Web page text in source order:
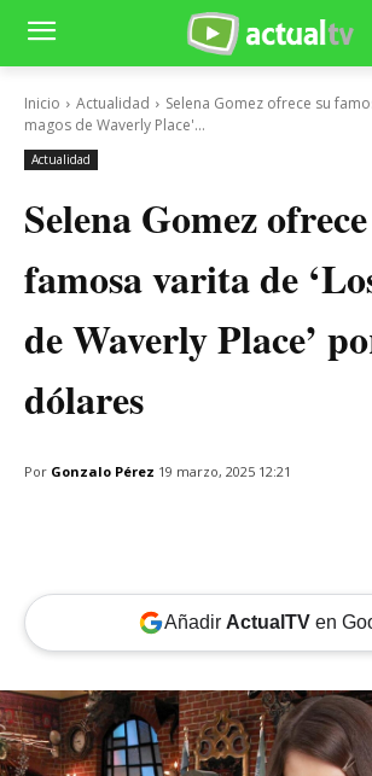
Inicio Actualidad
Selena Gomez ofrece su
magos de Waverly Place'...
Actualidad
Selena Gomez
famosa varita de
de Waverly Place’
dólares
Por Gonzalo Pérez 19 marzo, 2025 12:21
Añadir ActualTVen